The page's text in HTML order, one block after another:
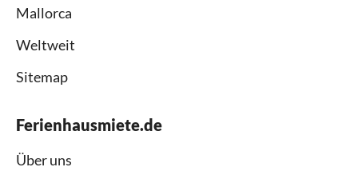
Mallorca
Weltweit
Sitemap
Ferienhausmiete.de
Über uns